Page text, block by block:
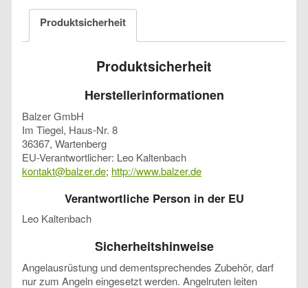
Produktsicherheit
Produktsicherheit
Herstellerinformationen
Balzer GmbH
Im Tiegel, Haus-Nr. 8
36367, Wartenberg
EU-Verantwortlicher: Leo Kaltenbach
kontakt@balzer.de; http://www.balzer.de
Verantwortliche Person in der EU
Leo Kaltenbach
Sicherheitshinweise
Angelausrüstung und dementsprechendes Zubehör, darf
nur zum Angeln eingesetzt werden. Angelruten leiten